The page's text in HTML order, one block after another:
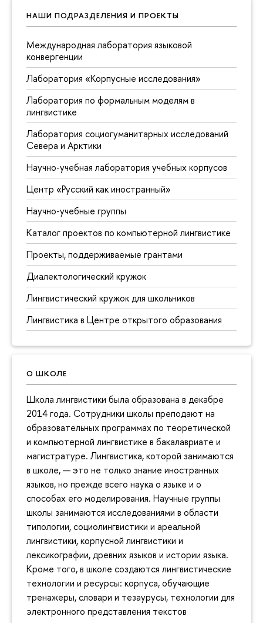
НАШИ ПОДРАЗДЕЛЕНИЯ И ПРОЕКТЫ
Международная лаборатория языковой
конвергенции
Лаборатория «Корпусные исследования»
Лаборатория по формальным моделям в
лингвистике
Лаборатория социогуманитарных исследований
Севера и Арктики
Научно-учебная лаборатория учебных корпусов
Центр «Русский как иностранный»
Научно-учебные группы
Каталог проектов по компьютерной лингвистике
Проекты, поддерживаемые грантами
Диалектологический кружок
Лингвистический кружок для школьников
Лингвистика в Центре открытого образования
О ШКОЛЕ
Школа лингвистики была образована в декабре
2014 года. Сотрудники школы преподают на
образовательных программах по теоретической
и компьютерной лингвистике в бакалавриате и
магистратуре. Лингвистика, которой занимаются
в школе, — это не только знание иностранных
языков, но прежде всего наука о языке и о
способах его моделирования. Научные группы
школы занимаются исследованиями в области
типологии, социолингвистики и ареальной
лингвистики, корпусной лингвистики и
лексикографии, древних языков и истории языка.
Кроме того, в школе создаются лингвистические
технологии и ресурсы: корпуса, обучающие
тренажеры, словари и тезаурусы, технологии для
электронного представления текстов